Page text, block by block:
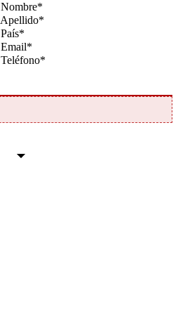
Nombre*
Apellido*
País*
Email*
Teléfono*